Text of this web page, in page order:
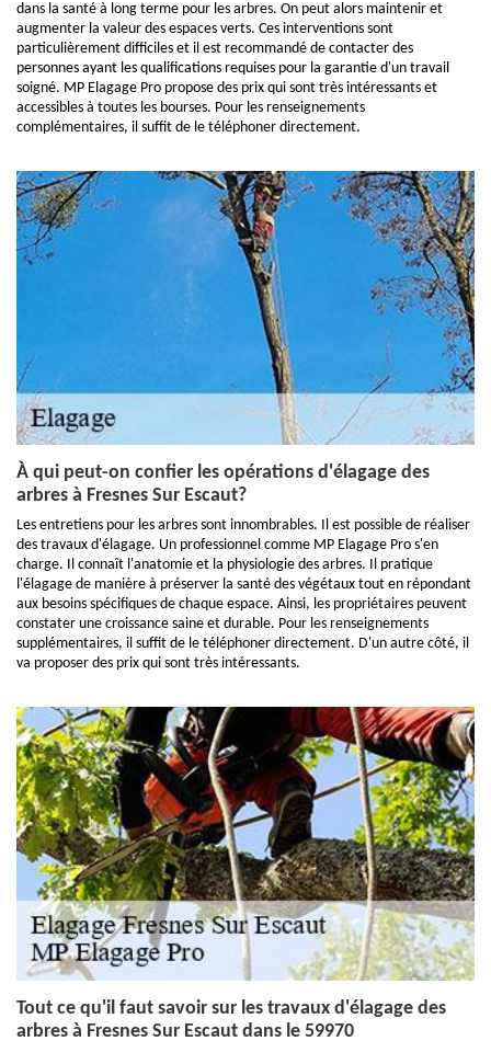
dans la santé à long terme pour les arbres. On peut alors maintenir et
augmenter la valeur des espaces verts. Ces interventions sont
particulièrement difficiles et il est recommandé de contacter des
personnes ayant les qualifications requises pour la garantie d'un travail
soigné. MP Elagage Pro propose des prix qui sont très intéressants et
accessibles à toutes les bourses. Pour les renseignements
complémentaires, il suffit de le téléphoner directement.
À qui peut-on confier les opérations d'élagage des
arbres à Fresnes Sur Escaut?
Les entretiens pour les arbres sont innombrables. Il est possible de réaliser
des travaux d'élagage. Un professionnel comme MP Elagage Pro s'en
charge. Il connaît l'anatomie et la physiologie des arbres. Il pratique
l'élagage de manière à préserver la santé des végétaux tout en répondant
aux besoins spécifiques de chaque espace. Ainsi, les propriétaires peuvent
constater une croissance saine et durable. Pour les renseignements
supplémentaires, il suffit de le téléphoner directement. D'un autre côté, il
va proposer des prix qui sont très intéressants.
Tout ce qu'il faut savoir sur les travaux d'élagage des
arbres à Fresnes Sur Escaut dans le 59970